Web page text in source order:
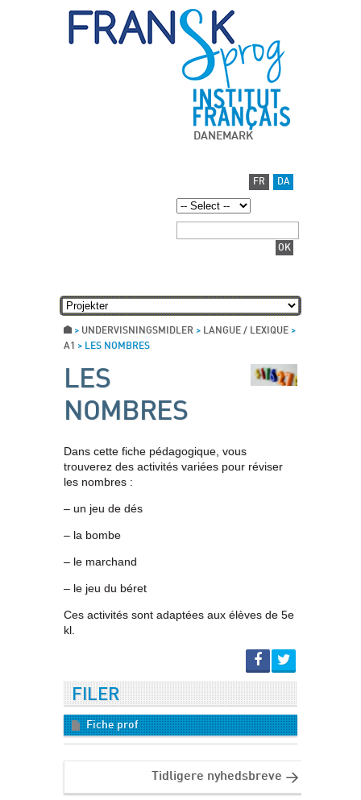
DANEMARK
FR DA
> UNDERVISNINGSMIDLER > LANGUE / LEXIQUE >
A1 > LES NOMBRES
LES
NOMBRES
Dans cette fiche pédagogique, vous
trouverez des activités variées pour réviser
les nombres :
– un jeu de dés
– la bombe
– le marchand
– le jeu du béret
Ces activités sont adaptées aux élèves de 5e
kl.
FILER
Fiche prof
Tidligere nyhedsbreve